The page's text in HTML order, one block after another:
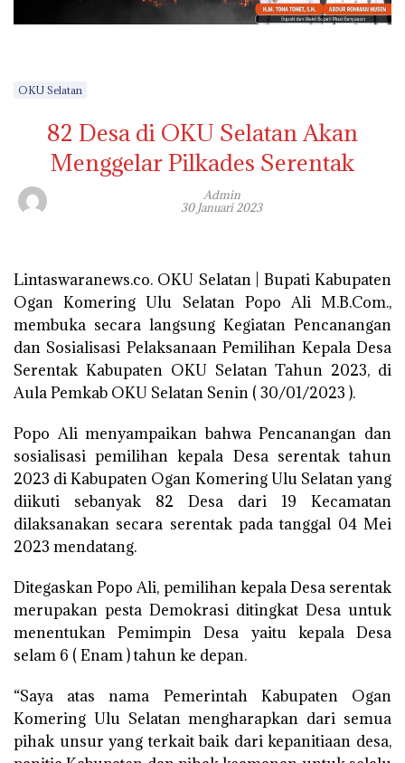
OKU Selatan
82 Desa di OKU Selatan Akan
Menggelar Pilkades Serentak
Admin
30 Januari 2023
Lintaswaranews.co. OKU Selatan | Bupati Kabupaten
Ogan Komering Ulu Selatan Popo Ali M.B.Com.,
membuka secara langsung Kegiatan Pencanangan
dan Sosialisasi Pelaksanaan Pemilihan Kepala Desa
Serentak Kabupaten OKU Selatan Tahun 2023, di
Aula Pemkab OKU Selatan Senin ( 30/01/2023 ).
Popo Ali menyampaikan bahwa Pencanangan dan
sosialisasi pemilihan kepala Desa serentak tahun
2023 di Kabupaten Ogan Komering Ulu Selatan yang
diikuti sebanyak 82 Desa dari 19 Kecamatan
dilaksanakan secara serentak pada tanggal 04 Mei
2023 mendatang.
Ditegaskan Popo Ali, pemilihan kepala Desa serentak
merupakan pesta Demokrasi ditingkat Desa untuk
menentukan Pemimpin Desa yaitu kepala Desa
selam 6 ( Enam ) tahun ke depan.
“Saya atas nama Pemerintah Kabupaten Ogan
Komering Ulu Selatan mengharapkan dari semua
pihak unsur yang terkait baik dari kepanitiaan desa,